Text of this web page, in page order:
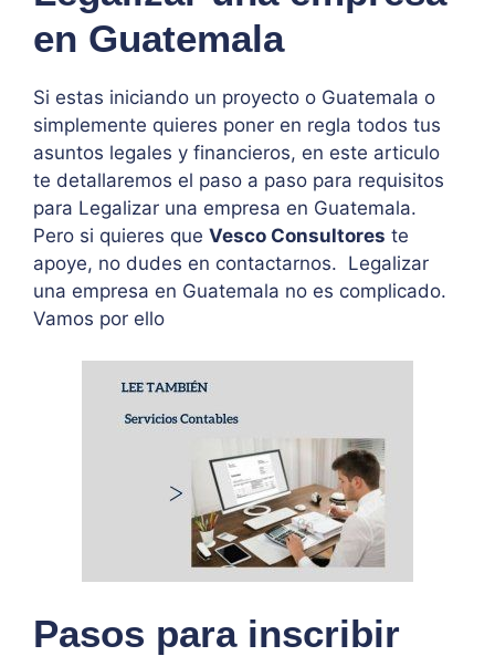
en Guatemala
Si estas iniciando un proyecto o Guatemala o
simplemente quieres poner en regla todos tus
asuntos legales y financieros, en este articulo
te detallaremos el paso a paso para requisitos
para Legalizar una empresa en Guatemala.
Pero si quieres que Vesco Consultores te
apoye, no dudes en contactarnos. Legalizar
una empresa en Guatemala no es complicado.
Vamos por ello
Pasos para inscribir